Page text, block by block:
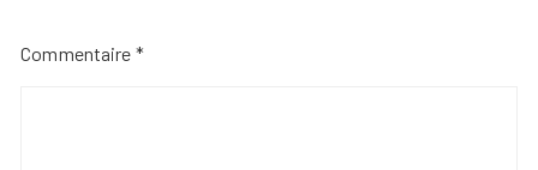
Commentaire *